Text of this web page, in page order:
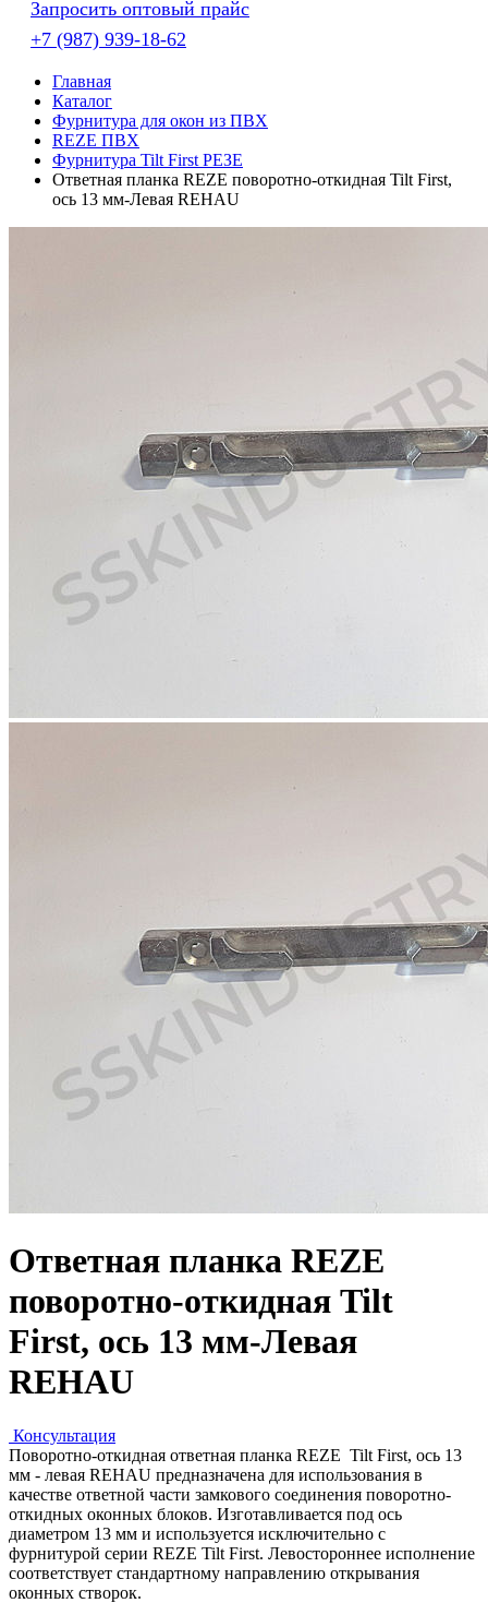
Запросить оптовый прайс
+7 (987) 939-18-62
Главная
Каталог
Фурнитура для окон из ПВХ
REZE ПВХ
Фурнитура Tilt First РЕЗЕ
Ответная планка REZE поворотно-откидная Tilt First,
ось 13 мм-Левая REHAU
Ответная планка REZE
поворотно-откидная Tilt
First, ось 13 мм-Левая
REHAU
Консультация
Поворотно-откидная ответная планка REZE Tilt First, ось 13
мм - левая REHAU предназначена для использования в
качестве ответной части замкового соединения поворотно-
откидных оконных блоков. Изготавливается под ось
диаметром 13 мм и используется исключительно с
фурнитурой серии REZE Tilt First. Левостороннее исполнение
соответствует стандартному направлению открывания
оконных створок.